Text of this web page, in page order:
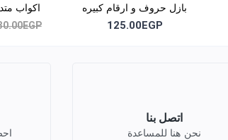
بازل حروف و ارقام كبيره
كود 1046
125.00EGP
اكواب
اتصل بنا
نحن هنا للمساعدة